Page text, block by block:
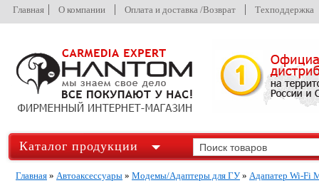
Главная О компании Оплата и доставка /Возврат Техподдержка
Каталог продукции
Главная » Автоаксессуары » Модемы/Адаптеры для ГУ » Адапатер Wi-Fi